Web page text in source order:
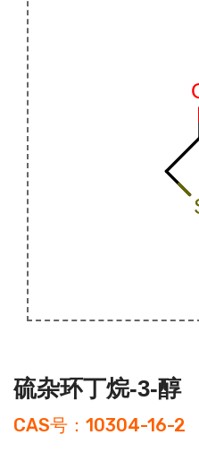
硫杂环丁烷-3-醇
CAS号：10304-16-2